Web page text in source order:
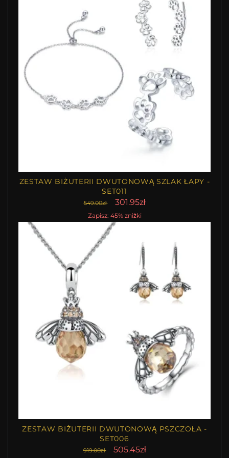
ZESTAW BIŻUTERII DWUTONOWĄ SZLAK ŁAPY -
SET011
549.00zł 301.95zł
Zapisz: 45% zniżki
ZESTAW BIŻUTERII DWUTONOWĄ PSZCZOŁA -
SET006
919.00zł 505.45zł